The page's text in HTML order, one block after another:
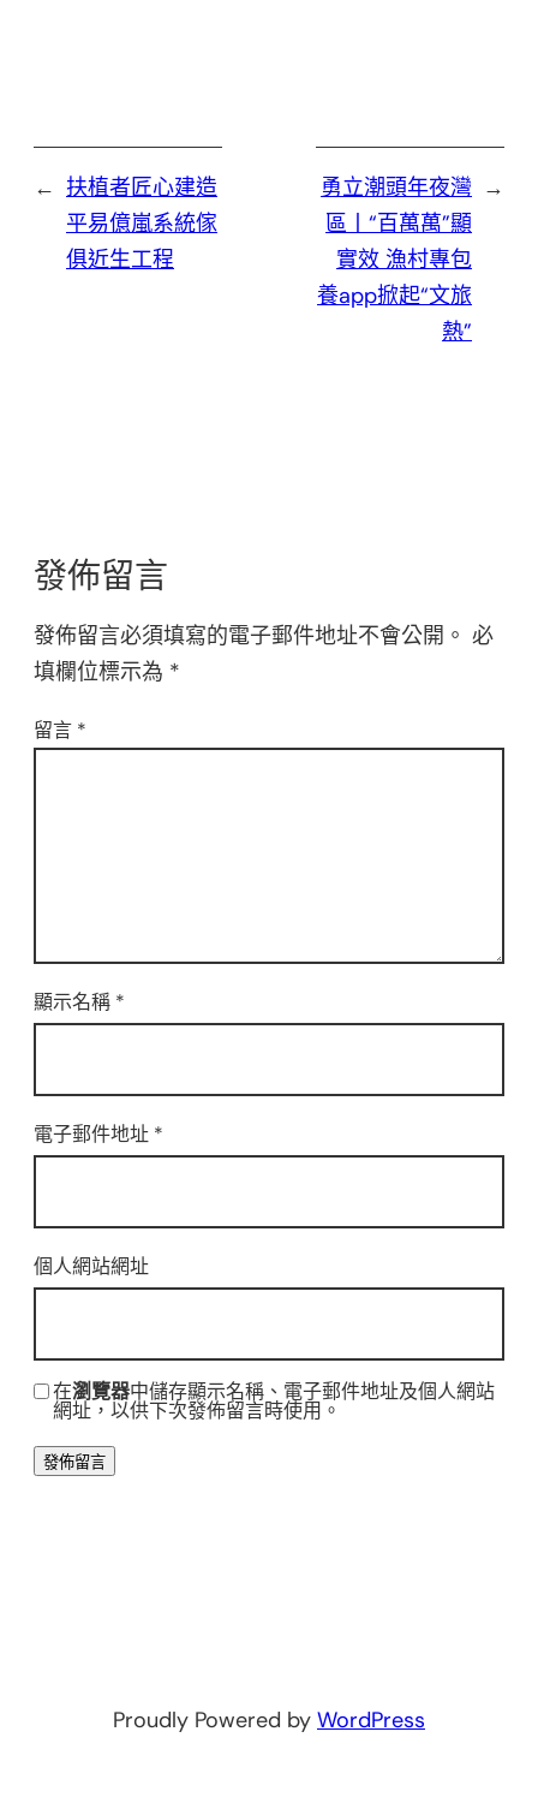
← 扶植者匠心建造
平易億嵐系統傢
俱近生工程
→
勇立潮頭年夜灣
區丨“百萬萬”顯
實效 漁村專包
養app掀起“文旅
熱”
發佈留言
發佈留言必須填寫的電子郵件地址不會公開。 必
填欄位標示為 *
留言 *
顯示名稱 *
電子郵件地址 *
個人網站網址
在瀏覽器中儲存顯示名稱、電子郵件地址及個人網站
網址，以供下次發佈留言時使用。
Proudly Powered by WordPress